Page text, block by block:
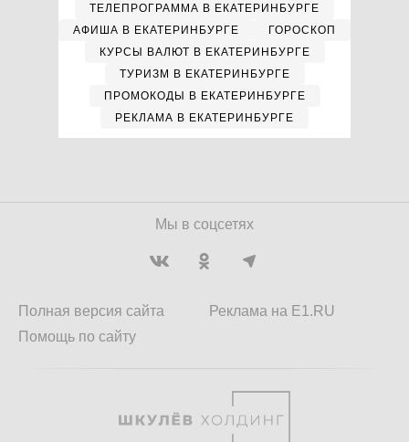
ТЕЛЕПРОГРАММА В ЕКАТЕРИНБУРГЕ
АФИША В ЕКАТЕРИНБУРГЕ
ГОРОСКОП
КУРСЫ ВАЛЮТ В ЕКАТЕРИНБУРГЕ
ТУРИЗМ В ЕКАТЕРИНБУРГЕ
ПРОМОКОДЫ В ЕКАТЕРИНБУРГЕ
РЕКЛАМА В ЕКАТЕРИНБУРГЕ
Мы в соцсетях
Полная версия сайта
Помощь по сайту
Реклама на E1.RU